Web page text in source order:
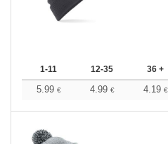
1-11 12-35 36 +
5.99 € 4.99 € 4.19 €